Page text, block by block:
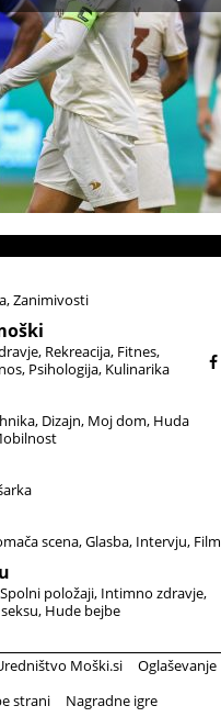
Zanimivosti
Rekreacija Fitnes
Psihologija Kulinarika
Dizajn Moj dom Huda
scena Glasba Intervju Film
Spolni položaji Intimno zdravje
Hude bejbe
Moški.si
Oglaševanje
strani
Nagradne igre